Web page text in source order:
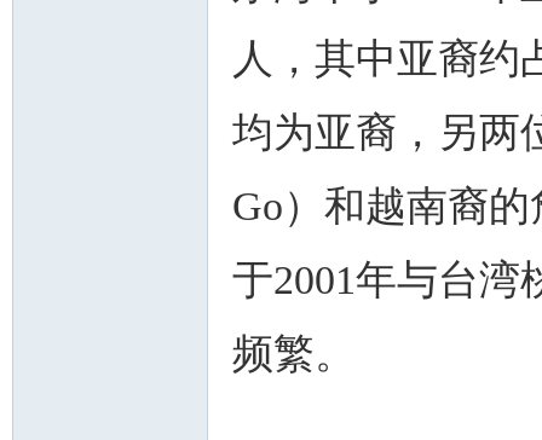
人，其中亚裔约
均为亚裔，另两
Go）和越南裔的
于2001年与台湾
频繁。